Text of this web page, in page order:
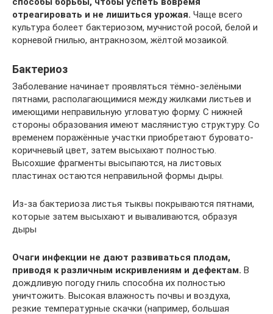
отреагировать и не лишиться урожая. Чаще всего
культура болеет бактериозом, мучнистой росой, белой и
корневой гнилью, антракнозом, жёлтой мозаикой.
Бактериоз
Заболевание начинает проявляться тёмно-зелёными
пятнами, располагающимися между жилками листьев и
имеющими неправильную угловатую форму. С нижней
стороны образования имеют маслянистую структуру. Со
временем поражённые участки приобретают буровато-
коричневый цвет, затем высыхают полностью.
Высохшие фрагменты высыпаются, на листовых
пластинах остаются неправильной формы дыры.
Из-за бактериоза листья тыквы покрываются пятнами,
которые затем высыхают и вываливаются, образуя
дыры
Очаги инфекции не дают развиваться плодам,
приводя к различным искривлениям и дефектам. В
дождливую погоду гниль способна их полностью
уничтожить. Высокая влажность почвы и воздуха,
резкие температурные скачки (например, большая